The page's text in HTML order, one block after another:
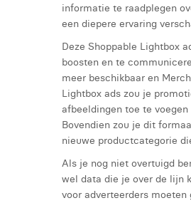
informatie te raadplegen
een diepere ervaring
Deze Shoppable Lightbox
boosten en te
meer beschikbaar en
Lightbox ads zou je
afbeeldingen toe te
Bovendien zou je dit
nieuwe productcategorie
Als je nog niet overtuigd
wel data die je over de lijn
voor adverteerders